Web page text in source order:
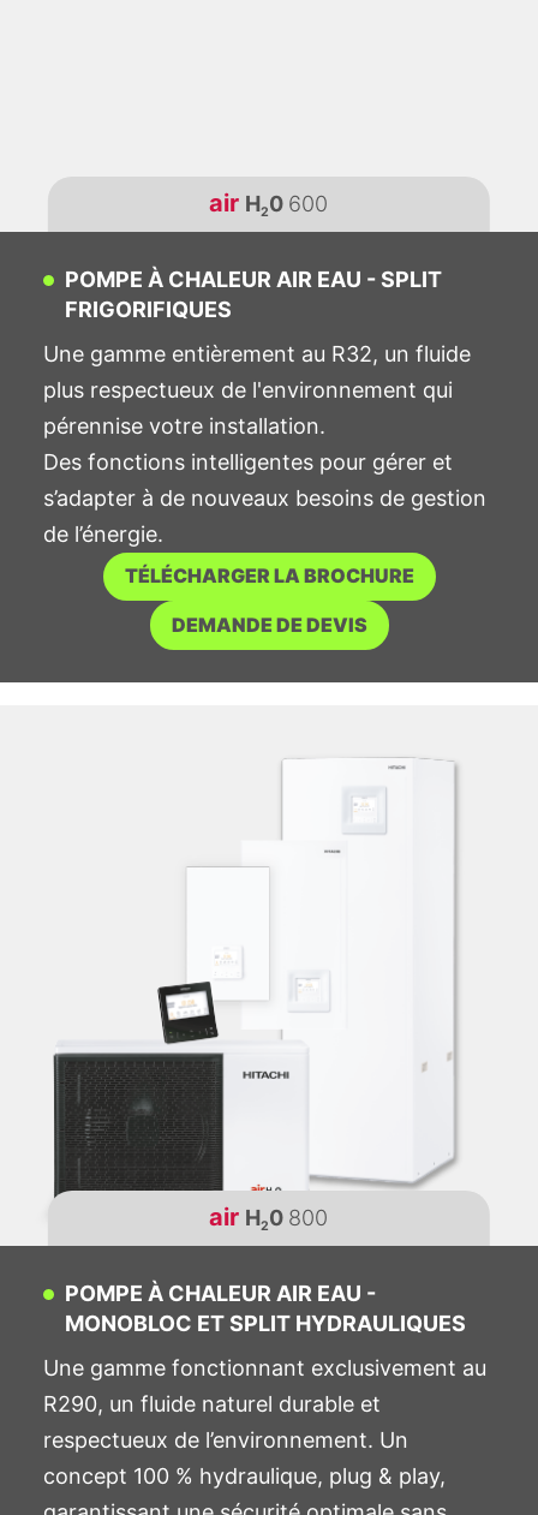
air H20 600
POMPE À CHALEUR AIR EAU - SPLIT
FRIGORIFIQUES
Une gamme entièrement au R32, un fluide
plus respectueux de l'environnement qui
pérennise votre installation.
Des fonctions intelligentes pour gérer et
s’adapter à de nouveaux besoins de gestion
de l’énergie.
TÉLÉCHARGER LA BROCHURE
DEMANDE DE DEVIS
air H20 800
POMPE À CHALEUR AIR EAU -
MONOBLOC ET SPLIT HYDRAULIQUES
Une gamme fonctionnant exclusivement au
R290, un fluide naturel durable et
respectueux de l’environnement. Un
concept 100 % hydraulique, plug & play,